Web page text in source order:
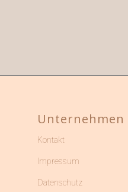
Unternehmen
Kontakt
Impressum
Datenschutz